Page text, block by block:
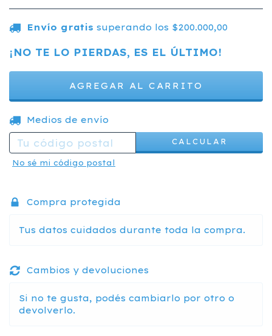
Envío gratis superando los $200.000,00
¡NO TE LO PIERDAS, ES EL ÚLTIMO!
Entregas para el CP:
Medios de envío
CALCULAR
No sé mi código postal
Compra protegida
Tus datos cuidados durante toda la compra.
Cambios y devoluciones
Si no te gusta, podés cambiarlo por otro o
devolverlo.